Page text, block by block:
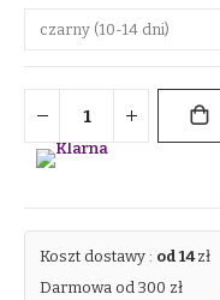
Koszt dostawy : od 14zł
Darmowa od 300 zł